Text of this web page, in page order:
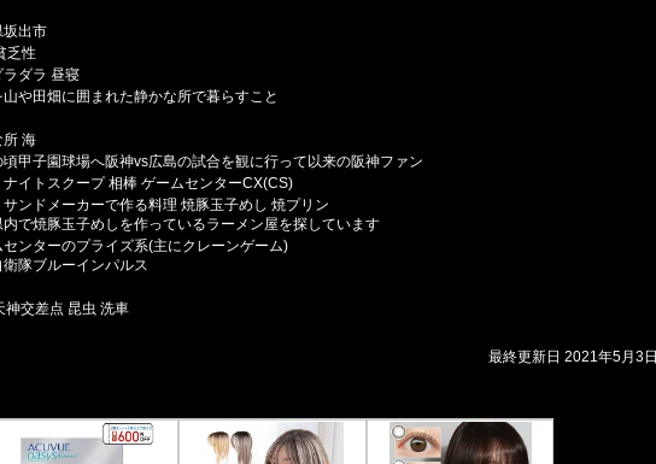
坂出市
乏性
ラダラ 昼寝
山や田畑に囲まれた静かな所で暮らすこと
所 海
頃甲子園球場へ阪神vs広島の試合を観に行って以来の阪神ファン
ナイトスクープ 相棒 ゲームセンターCX(CS)
サンドメーカーで作る料理 焼豚玉子めし 焼プリン
内で焼豚玉子めしを作っているラーメン屋を探しています
センターのプライズ系(主にクレーンゲーム)
衛隊ブルーインパルス
神交差点 昆虫 洗車
最終更新日 2021年5月3日